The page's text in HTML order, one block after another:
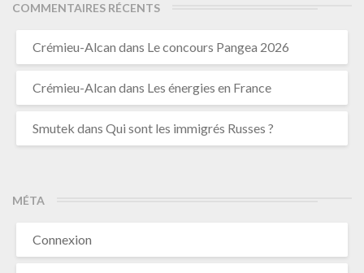
COMMENTAIRES RÉCENTS
Crémieu-Alcan dans Le concours Pangea 2026
Crémieu-Alcan dans Les énergies en France
Smutek dans Qui sont les immigrés Russes ?
MÉTA
Connexion